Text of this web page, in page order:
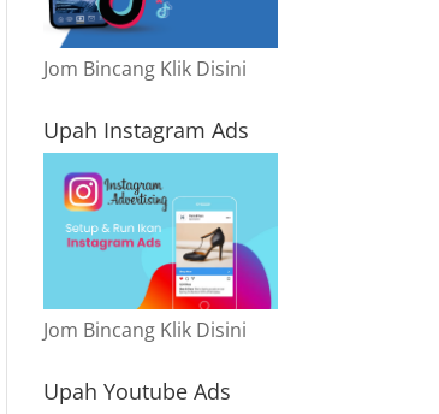
Jom Bincang Klik Disini
Upah Instagram Ads
Jom Bincang Klik Disini
Upah Youtube Ads